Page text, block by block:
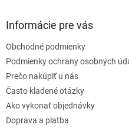
Informácie pre vás
Obchodné podmienky
Podmienky ochrany osobných
Prečo nakúpiť u nás
Často kladené otázky
Ako vykonať objednávky
Doprava a platba